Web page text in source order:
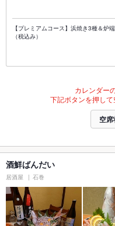
【プレミアムコース】浜焼き3種＆炉
（税込み）
カレンダー
下記ボタンを押して
空
酒鮮ばんだい
居酒屋 石巻